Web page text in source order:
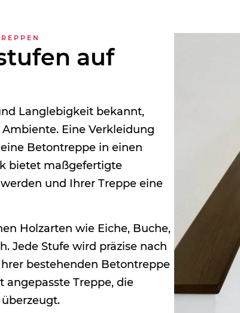
auf
Langlebigkeit bekannt,
Eine Verkleidung
Betontreppe in einen
bietet maßgefertigte
und Ihrer Treppe eine
Holzarten wie Eiche, Buche,
Jede Stufe wird präzise nach
bestehenden Betontreppe
angepasste Treppe, die